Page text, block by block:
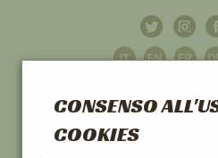
CONSENSO
COOKIES